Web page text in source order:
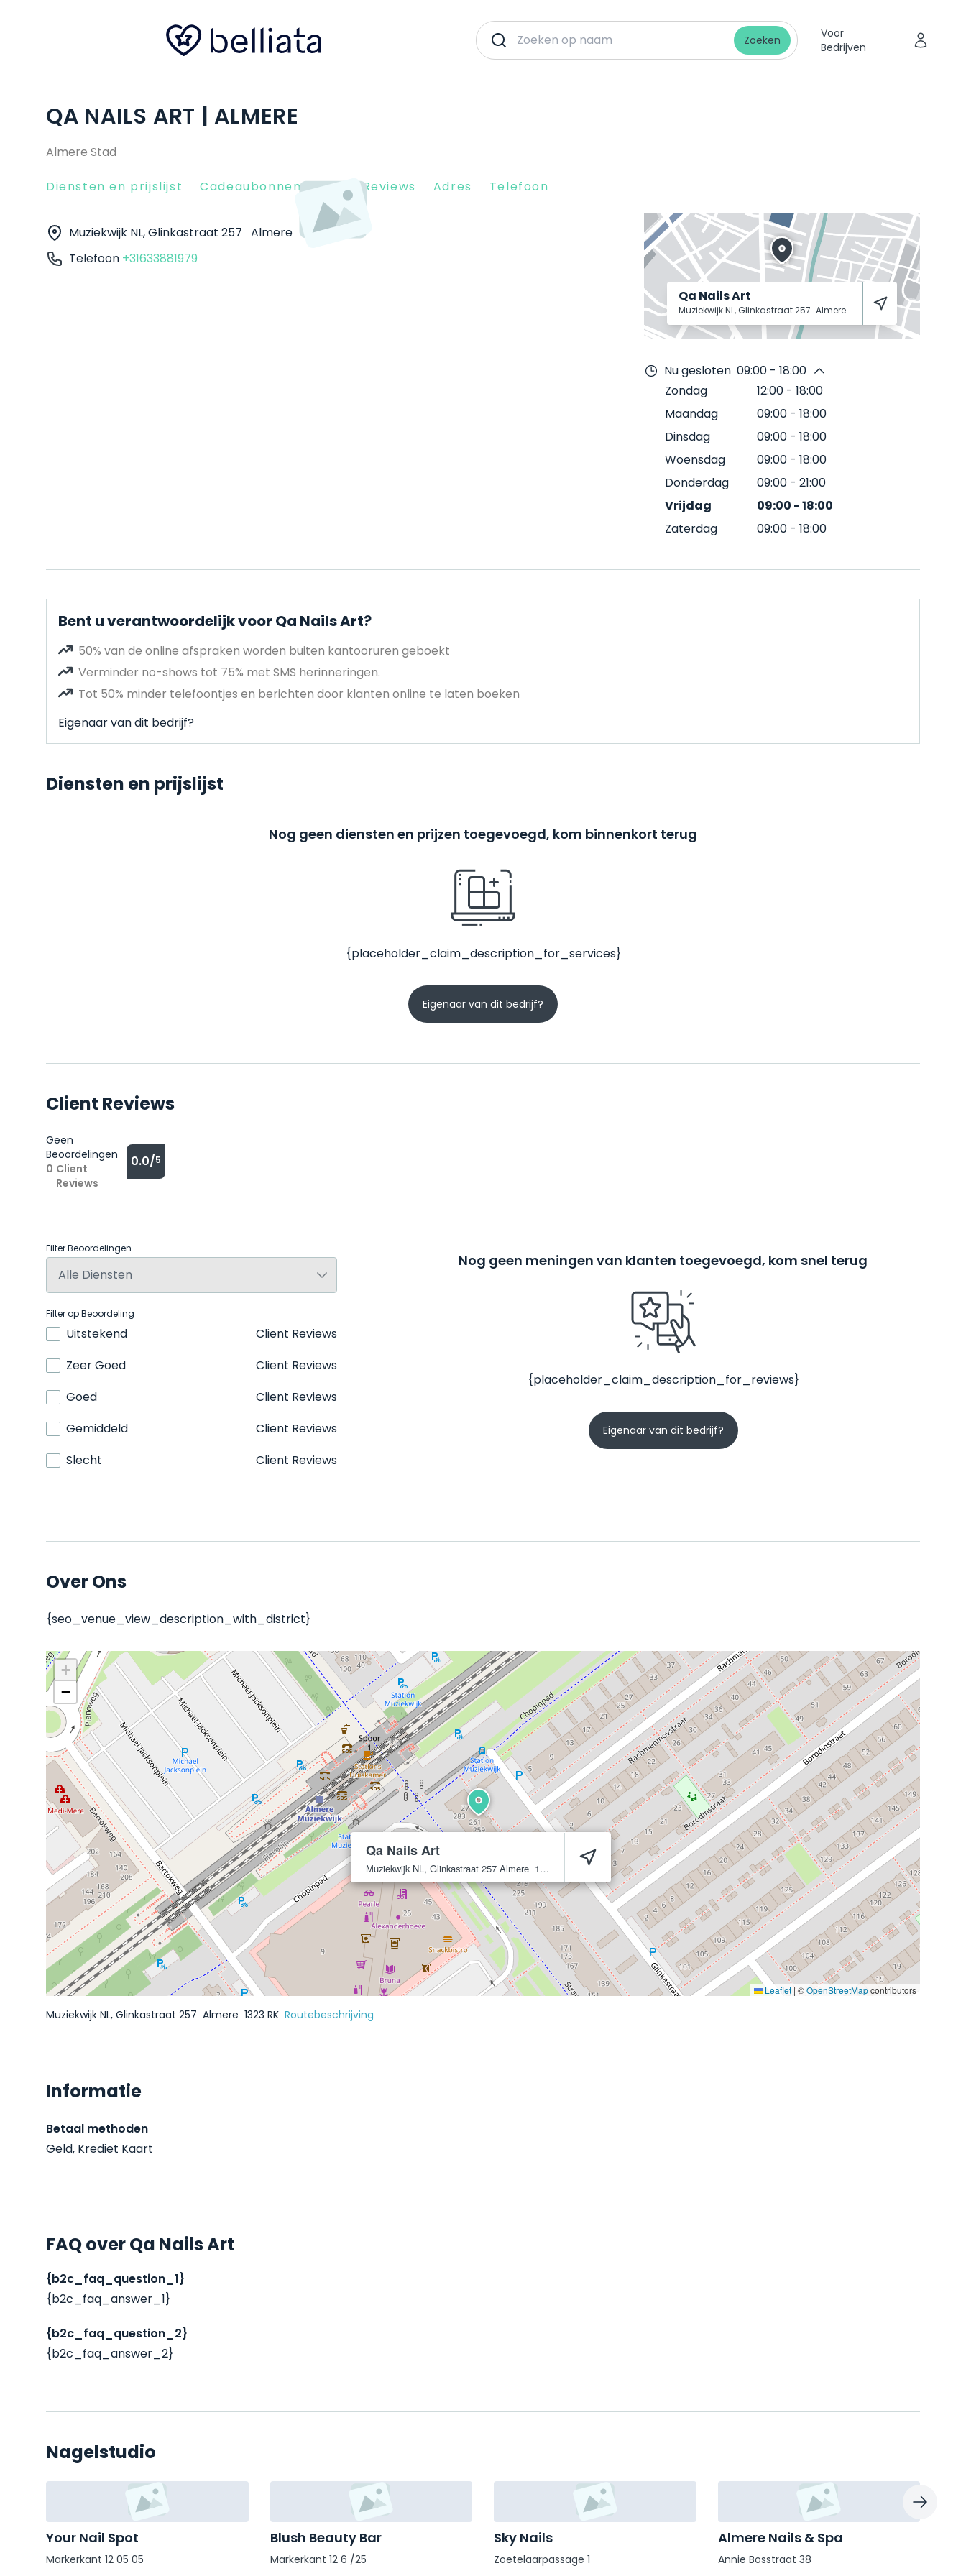
Zoeken
Voor
Bedrijven
QA NAILS ART | ALMERE
Almere Stad
Diensten en prijslijst Cadeaubonnen Client Reviews Adres Telefoon
Muziekwijk NL, Glinkastraat 257 Almere 1323 RK
Telefoon +31633881979
Qa Nails Art
Muziekwijk NL, Glinkastraat 257 Almere 1323 RK
Nu gesloten 09:00 - 18:00
Zondag
12:00 - 18:00
Maandag
09:00 - 18:00
Dinsdag
09:00 - 18:00
Woensdag
09:00 - 18:00
Donderdag
09:00 - 21:00
Vrijdag
09:00 -18:00
Zaterdag
09:00 - 18:00
Bent u verantwoordelijk voor Qa Nails Art?
50% van de online afspraken worden buiten kantooruren geboekt
Verminder no-shows tot 75% met SMS herinneringen.
Tot 50% minder telefoontjes en berichten door klanten online te laten boeken
Eigenaar van dit bedrijf?
Diensten en prijslijst
Nog geen diensten en prijzen toegevoegd, kom binnenkort terug
{placeholder_claim_description_for_services}
Eigenaar van dit bedrijf?
Client Reviews
Geen
Beoordelingen
0 Client
Reviews
0.0/5
Filter Beoordelingen
Filter op Beoordeling
Uitstekend
Client Reviews
Zeer Goed
Client Reviews
Goed
Client Reviews
Gemiddeld
Client Reviews
Slecht
Client Reviews
Nog geen meningen van klanten toegevoegd, kom snel terug
{placeholder_claim_description_for_reviews}
Eigenaar van dit bedrijf?
Over Ons
{seo_venue_view_description_with_district}
Qa Nails Art
Muziekwijk NL, Glinkastraat 257 Almere 1323 RK
+
−
Leaflet |©OpenStreetMapcontributors
Muziekwijk NL, Glinkastraat 257 Almere 1323 RK Routebeschrijving
Informatie
Betaal methoden
Geld, Krediet Kaart
FAQ over Qa Nails Art
{b2c_faq_question_1}
{b2c_faq_answer_1}
{b2c_faq_question_2}
{b2c_faq_answer_2}
Nagelstudio
Your Nail Spot
Markerkant 12 05 05
Blush Beauty Bar
Markerkant 12 6 /25
Sky Nails
Zoetelaarpassage 1
Almere Nails & Spa
Annie Bosstraat 38